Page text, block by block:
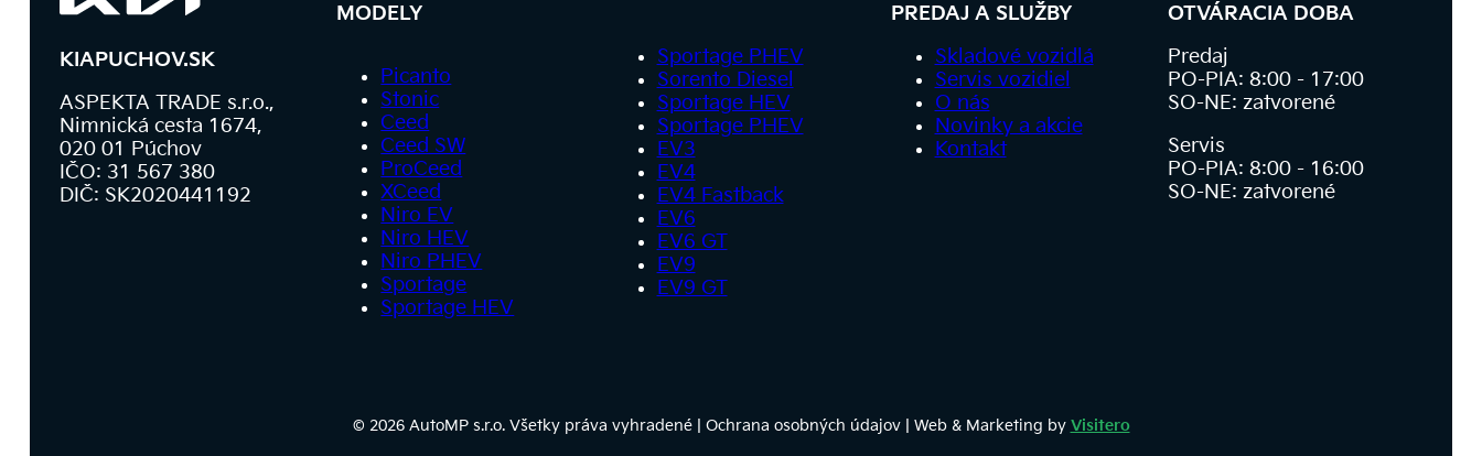
KIAPUCHOV.SK
ASPEKTA TRADE s.r.o.,
Nimnická cesta 1674,
020 01 Púchov
IČO: 31 567 380
DIČ: SK2020441192
MODELY
Picanto
Stonic
Ceed
Ceed SW
ProCeed
XCeed
Niro EV
Niro HEV
Niro PHEV
Sportage
Sportage HEV
Sportage PHEV
Sorento Diesel
Sportage HEV
Sportage PHEV
EV3
EV4
EV4 Fastback
EV6
EV6 GT
EV9
EV9 GT
PREDAJ A SLUŽBY
Skladové vozidlá
Servis vozidiel
O nás
Novinky a akcie
Kontakt
OTVÁRACIA DOBA
Predaj
PO-PIA: 8:00 - 17:00
SO-NE: zatvorené
Servis
PO-PIA: 8:00 - 16:00
SO-NE: zatvorené
© 2026 AutoMP s.r.o. Všetky práva vyhradené | Ochrana osobných údajov | Web & Marketing by Visitero